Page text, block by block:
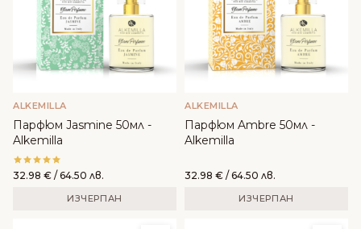
ALKEMILLA
Парфюм Jasmine 50мл -
Alkemilla
32.98 € / 64.50 лв.
ИЗЧЕРПАН
ALKEMILLA
Парфюм Ambre 50мл -
Alkemilla
32.98 € / 64.50 лв.
ИЗЧЕРПАН